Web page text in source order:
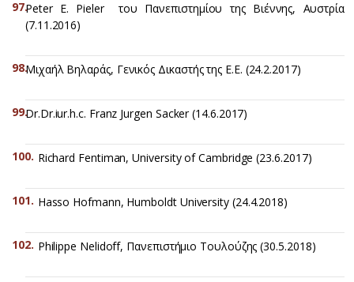
Peter E. Pieler του Πανεπιστημίου της Βιέννης, Αυστρία
(7.11.2016)
Μιχαήλ Βηλαράς, Γενικός Δικαστής της Ε.Ε. (24.2.2017)
Dr.Dr.iur.h.c. Franz Jurgen Sacker (14.6.2017)
Richard Fentiman, University of Cambridge (23.6.2017)
Hasso Hofmann, Humboldt University (24.4.2018)
Philippe Nelidoff, Πανεπιστήμιο Τουλούζης (30.5.2018)